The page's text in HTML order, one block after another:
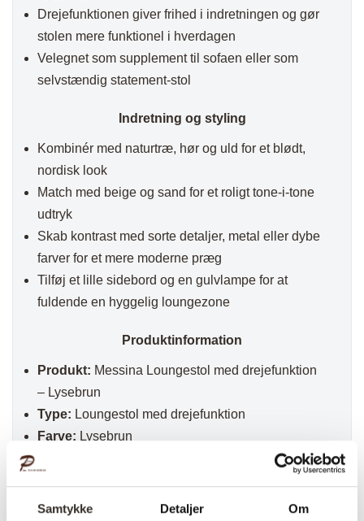
Samtykke Detaljer Om
Drejefunktionen giver frihed i indretningen og gør
stolen mere funktionel i hverdagen
Velegnet som supplement til sofaen eller som
selvstændig statement-stol
Indretning og styling
Kombinér med naturtræ, hør og uld for et blødt,
nordisk look
Match med beige og sand for et roligt tone-i-tone
udtryk
Skab kontrast med sorte detaljer, metal eller dybe
farver for et mere moderne præg
Tilføj et lille sidebord og en gulvlampe for at
fuldende en hyggelig loungezone
Produktinformation
Produkt: Messina Loungestol med drejefunktion
– Lysebrun
Type: Loungestol med drejefunktion
Farve: Lysebrun
✅ Kvalitet & Design